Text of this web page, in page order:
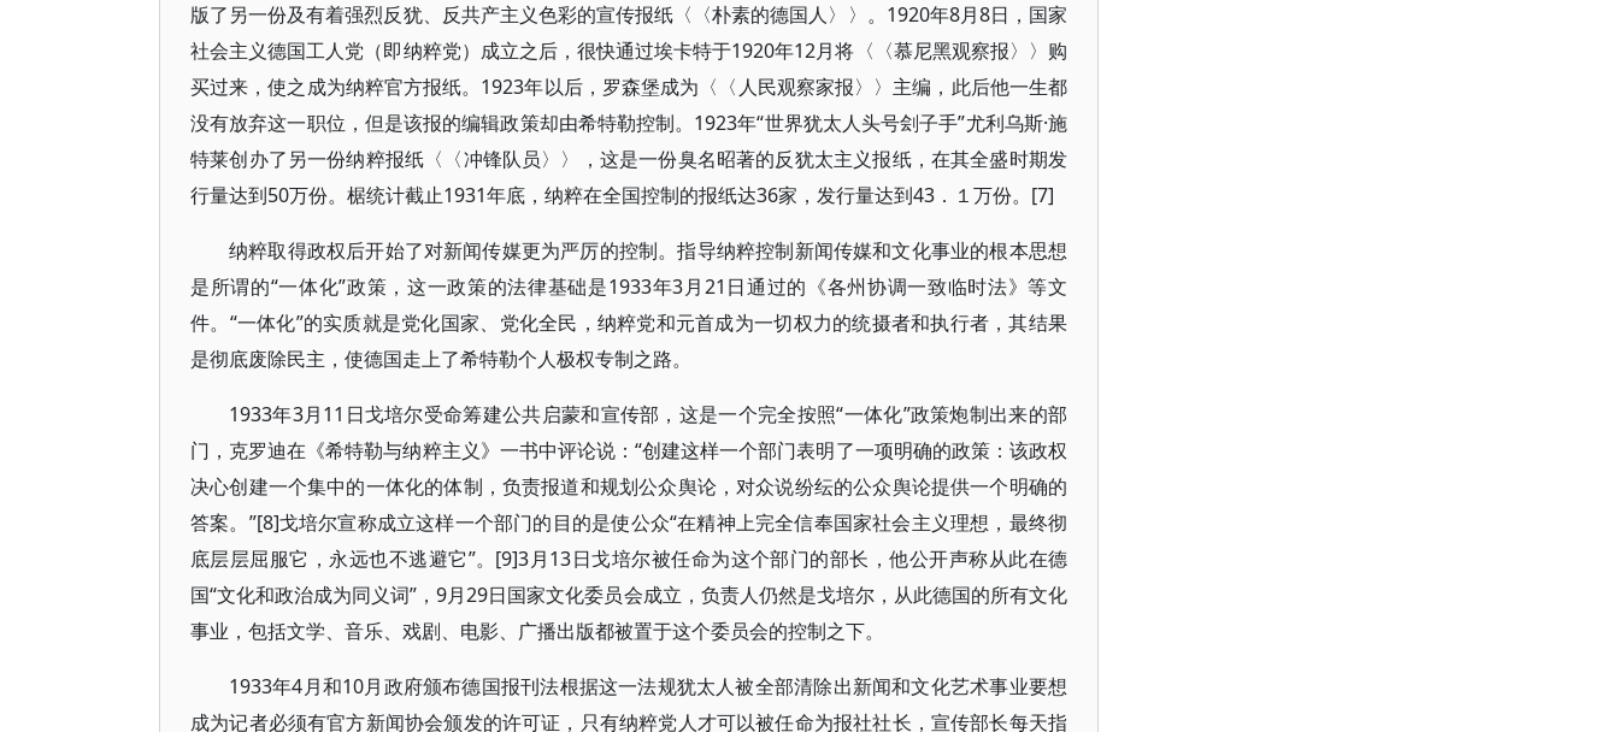
版了另一份及有着强烈反犹、反共产主义色彩的宣传报纸〈〈朴素的德国人〉〉。1920年8月8日，国家
社会主义德国工人党（即纳粹党）成立之后，很快通过埃卡特于1920年12月将〈〈慕尼黑观察报〉〉购
买过来，使之成为纳粹官方报纸。1923年以后，罗森堡成为〈〈人民观察家报〉〉主编，此后他一生都
没有放弃这一职位，但是该报的编辑政策却由希特勒控制。1923年“世界犹太人头号刽子手”尤利乌斯·施
特莱创办了另一份纳粹报纸〈〈冲锋队员〉〉，这是一份臭名昭著的反犹太主义报纸，在其全盛时期发
行量达到50万份。椐统计截止1931年底，纳粹在全国控制的报纸达36家，发行量达到43．１万份。[7]
纳粹取得政权后开始了对新闻传媒更为严厉的控制。指导纳粹控制新闻传媒和文化事业的根本思想
是所谓的“一体化”政策，这一政策的法律基础是1933年3月21日通过的《各州协调一致临时法》等文
件。“一体化”的实质就是党化国家、党化全民，纳粹党和元首成为一切权力的统摄者和执行者，其结果
是彻底废除民主，使德国走上了希特勒个人极权专制之路。
1933年3月11日戈培尔受命筹建公共启蒙和宣传部，这是一个完全按照“一体化”政策炮制出来的部
门，克罗迪在《希特勒与纳粹主义》一书中评论说：“创建这样一个部门表明了一项明确的政策：该政权
决心创建一个集中的一体化的体制，负责报道和规划公众舆论，对众说纷纭的公众舆论提供一个明确的
答案。”[8]戈培尔宣称成立这样一个部门的目的是使公众“在精神上完全信奉国家社会主义理想，最终彻
底层层屈服它，永远也不逃避它”。[9]3月13日戈培尔被任命为这个部门的部长，他公开声称从此在德
国“文化和政治成为同义词”，9月29日国家文化委员会成立，负责人仍然是戈培尔，从此德国的所有文化
事业，包括文学、音乐、戏剧、电影、广播出版都被置于这个委员会的控制之下。
1933年4月和10月政府颁布德国报刊法根据这一法规犹太人被全部清除出新闻和文化艺术事业要想
成为记者必须有官方新闻协会颁发的许可证，只有纳粹党人才可以被任命为报社社长，宣传部长每天指